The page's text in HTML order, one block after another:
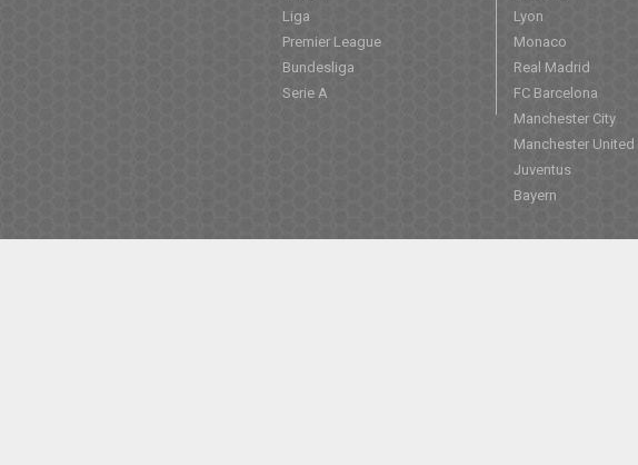
Liga
Premier League
Bundesliga
Serie A
Lyon
Monaco
Real Madrid
FC Barcelona
Manchester City
Manchester United
Juventus
Bayern